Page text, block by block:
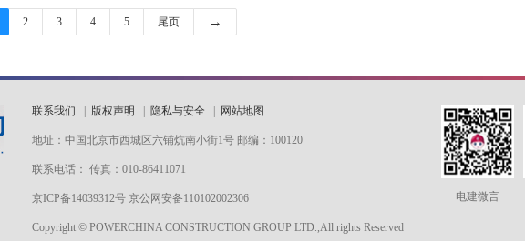
2 3 4 5 尾页 →
联系我们 版权声明 隐私与安全 网站地图
地址：中国北京市西城区六铺炕南小街1号 邮编：100120
联系电话： 传真：010-86411071
京ICP备14039312号 京公网安备110102002306
Copyright © POWERCHINA CONSTRUCTION GROUP LTD.,All rights Reserved
电建微言